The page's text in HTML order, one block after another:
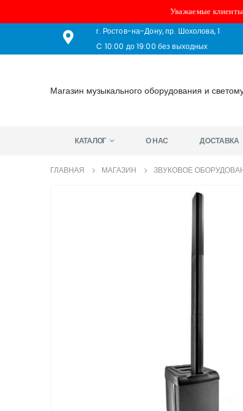
Уважаемые
г. Ростов-на-Дону, пр. Шохолова, 1
C 10:00 до 19:00 без выходных
Магазин музыкального оборудования и
КАТАЛОГ О НАС ДОСТАВКА
ГЛАВНАЯ МАГАЗИН ЗВУКОВОЕ